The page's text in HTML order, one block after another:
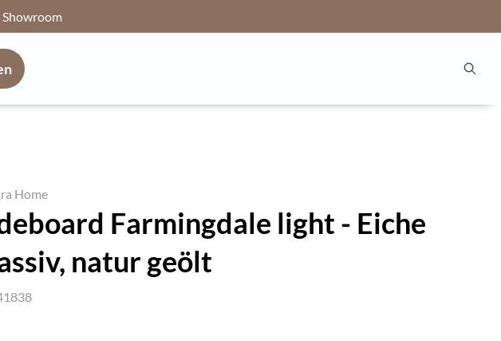
Home
Farmingdale light - Eiche
natur geölt